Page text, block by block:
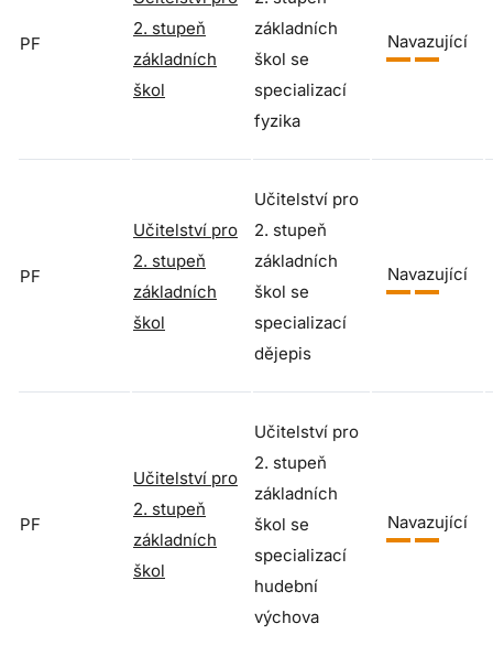
PF
2. stupeň
základních
škol
základních
škol se
specializací
fyzika
Navazující
PF
Učitelství pro
2. stupeň
základních
škol
Učitelství pro
2. stupeň
základních
škol se
specializací
dějepis
Navazující
PF
Učitelství pro
2. stupeň
základních
škol
Učitelství pro
2. stupeň
základních
škol se
specializací
hudební
výchova
Navazující